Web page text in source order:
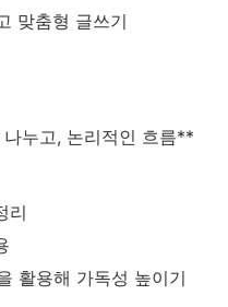
맞춤형 글쓰기
누고, 논리적인 흐름**
리
활용해 가독성 높이기